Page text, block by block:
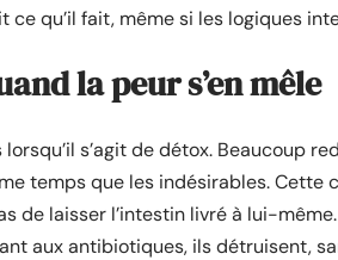
ce qu’il fait, même si les logiques
la peur s’en mêle
s’agit de détox. Beaucoup
temps que les indésirables. Cette
de laisser l’intestin livré à lui-
aux antibiotiques, ils détruisent,